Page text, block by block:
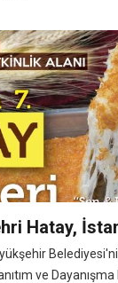
Hatay,
ve